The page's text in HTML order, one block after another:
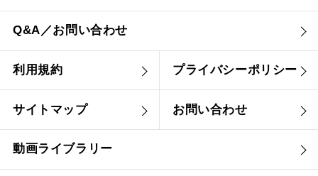
Q&A／お問い合わせ
利用規約 プライバシーポリシー
サイトマップ お問い合わせ
動画ライブラリー